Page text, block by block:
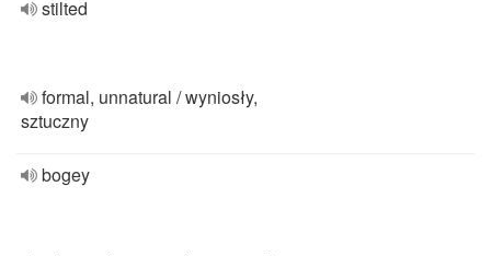
stilted
formal, unnatural / wyniosły,
sztuczny
bogey